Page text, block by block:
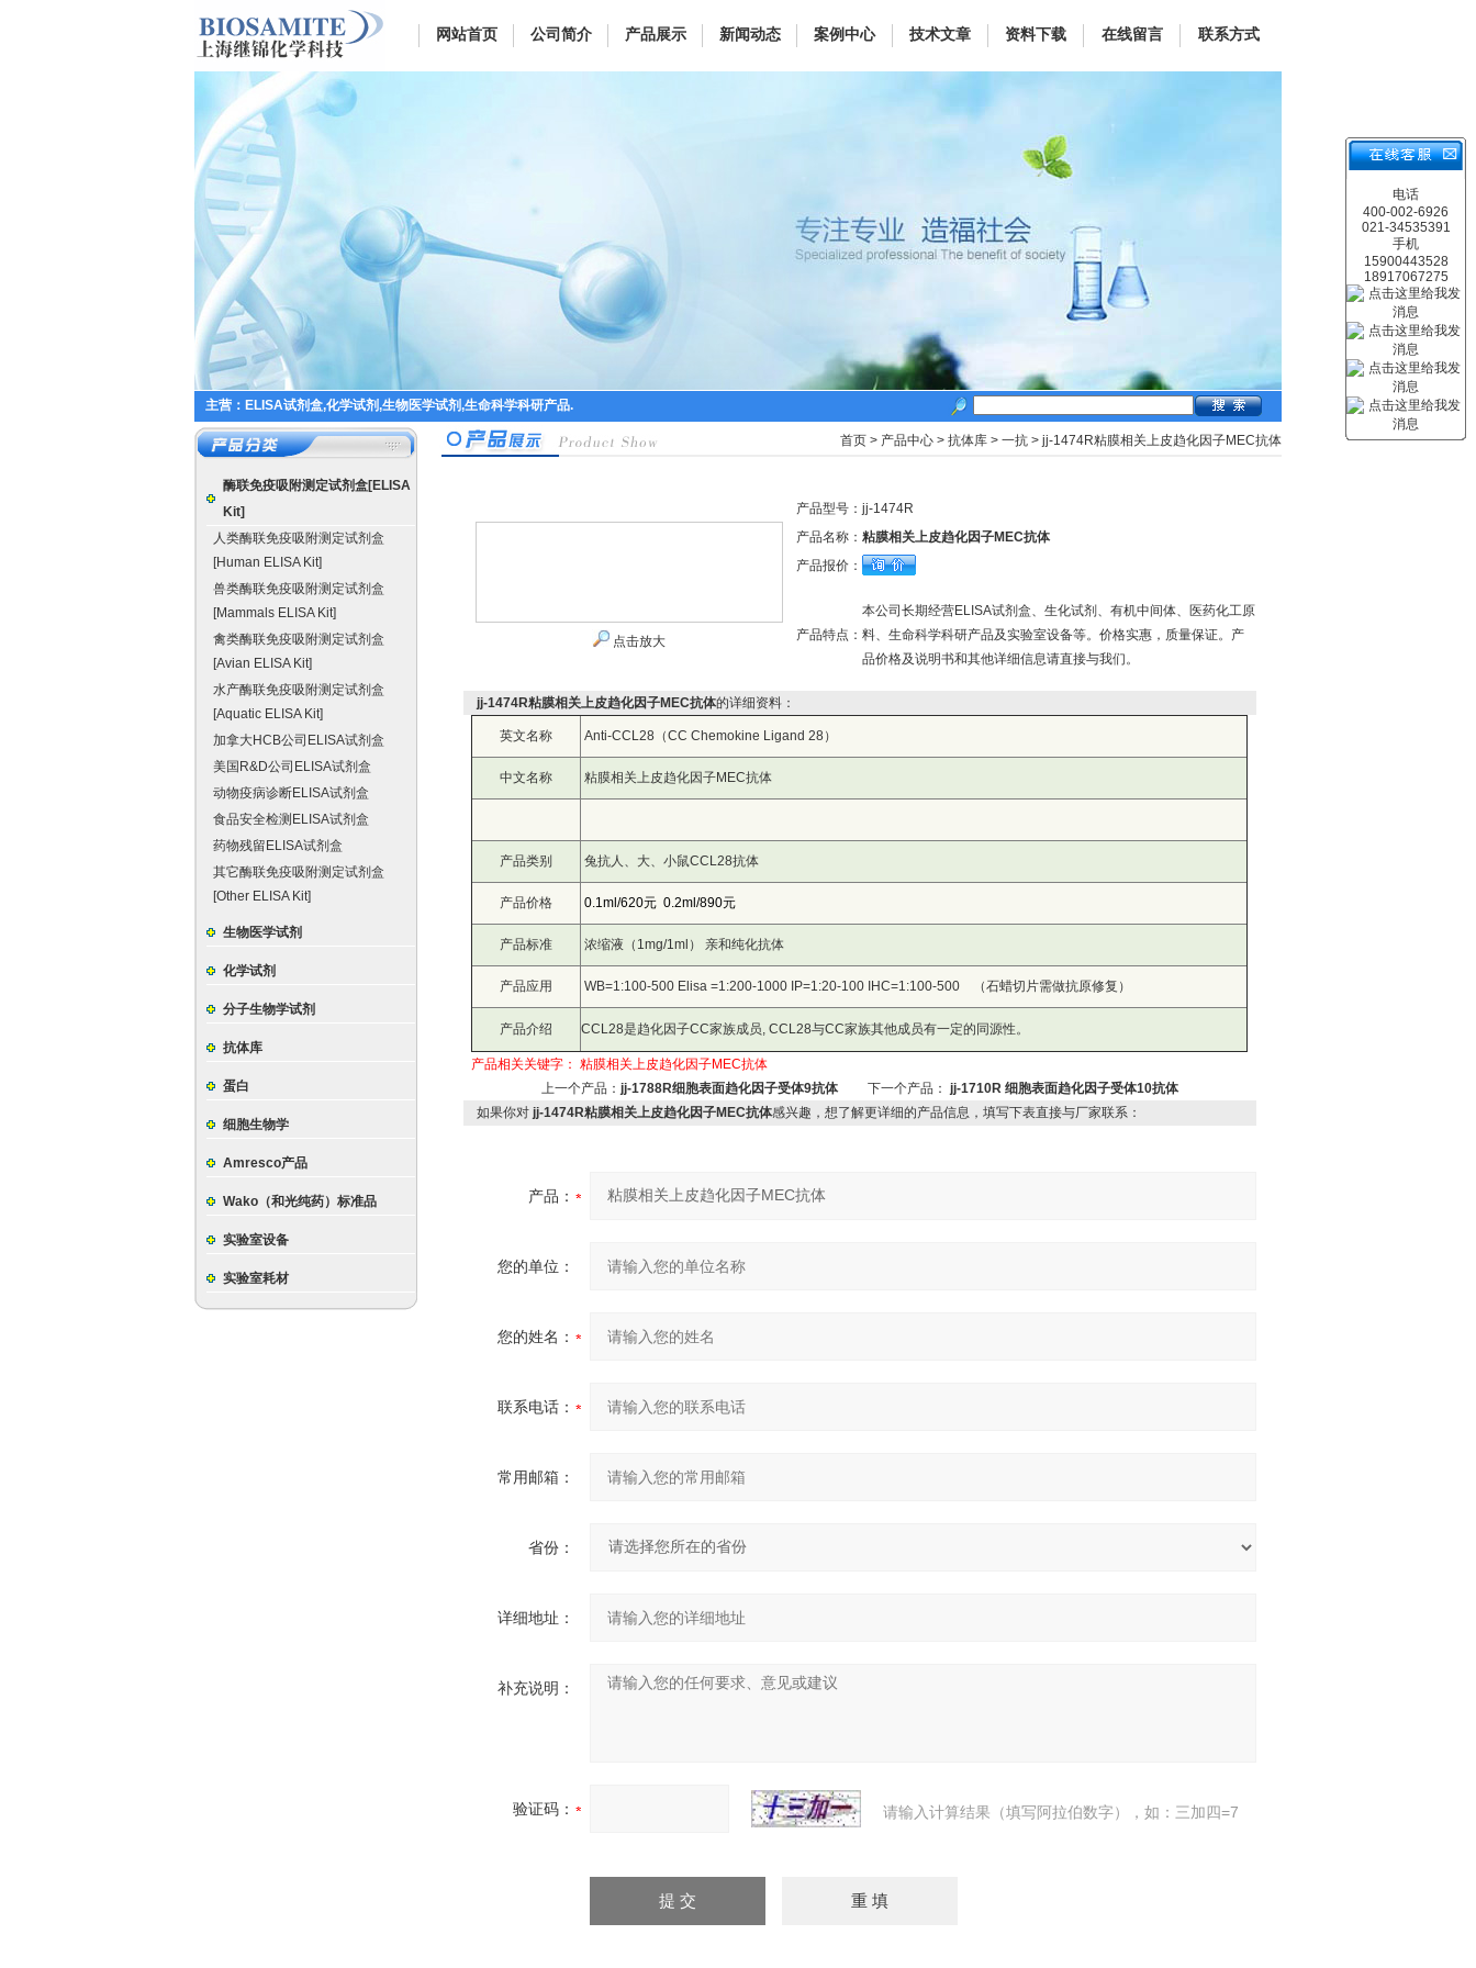
网站首页 公司简介 产品展示 新闻动态 案例中心 技术文章 资料下载 在线留言 联系方式
主营：ELISA试剂盒,化学试剂,生物医学试剂,生命科学科研产品.
酶联免疫吸附测定试剂盒[ELISA
Kit]
人类酶联免疫吸附测定试剂盒
[Human ELISA Kit]
兽类酶联免疫吸附测定试剂盒
[Mammals ELISA Kit]
禽类酶联免疫吸附测定试剂盒
[Avian ELISA Kit]
水产酶联免疫吸附测定试剂盒
[Aquatic ELISA Kit]
加拿大HCB公司ELISA试剂盒
美国R&D公司ELISA试剂盒
动物疫病诊断ELISA试剂盒
食品安全检测ELISA试剂盒
药物残留ELISA试剂盒
其它酶联免疫吸附测定试剂盒
[Other ELISA Kit]
生物医学试剂
化学试剂
分子生物学试剂
抗体库
蛋白
细胞生物学
Amresco产品
Wako（和光纯药）标准品
实验室设备
实验室耗材
首页 > 产品中心 > 抗体库 > 一抗 > jj-1474R粘膜相关上皮趋化因子MEC抗体
点击放大
产品型号： jj-1474R
产品名称： 粘膜相关上皮趋化因子MEC抗体
产品报价：
产品特点：
本公司长期经营ELISA试剂盒、生化试剂、有机中间体、医药化工原
料、生命科学科研产品及实验室设备等。价格实惠，质量保证。产
品价格及说明书和其他详细信息请直接与我们。
jj-1474R粘膜相关上皮趋化因子MEC抗体的详细资料：
英文名称 Anti-CCL28（CC Chemokine Ligand 28）
中文名称 粘膜相关上皮趋化因子MEC抗体
产品类别 兔抗人、大、小鼠CCL28抗体
产品价格 0.1ml/620元 0.2ml/890元
产品标准 浓缩液（1mg/1ml） 亲和纯化抗体
产品应用 WB=1:100-500 Elisa =1:200-1000 IP=1:20-100 IHC=1:100-500 （石蜡切片需做抗原修复）
产品介绍 CCL28是趋化因子CC家族成员, CCL28与CC家族其他成员有一定的同源性。
产品相关关键字： 粘膜相关上皮趋化因子MEC抗体
上一个产品： jj-1788R细胞表面趋化因子受体9抗体下一个产品： jj-1710R 细胞表面趋化因子受体10抗体
如果你对jj-1474R粘膜相关上皮趋化因子MEC抗体感兴趣，想了解更详细的产品信息，填写下表直接与厂家联系：
产品：
您的单位：
您的姓名：
联系电话：
常用邮箱：
省份：
详细地址：
补充说明：
验证码： 请输入计算结果（填写阿拉伯数字），如：三加四=7
电话
400-002-6926
021-34535391
手机
15900443528
18917067275